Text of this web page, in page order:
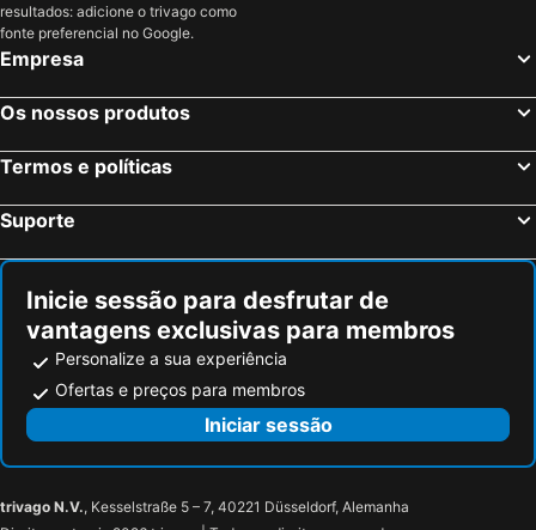
Alessano, bed and breakfasts
Santa Cesarea Terme, bed and breakfasts
Giurdignano, bed and breakfasts
Corigliano d'Otranto, bed and breakfasts
Ruffano, bed and breakfasts
Castro, bed and breakfasts
Sternatia, bed and breakfasts
Montesano Salentino, bed and breakfasts
Sogliano Cavour, bed and breakfasts
Tuglie, bed and breakfasts
resultados: adicione o trivago como
fonte preferencial no Google.
Empresa
Os nossos produtos
Termos e políticas
Suporte
Inicie sessão para desfrutar de
vantagens exclusivas para membros
Personalize a sua experiência
Ofertas e preços para membros
Iniciar sessão
trivago N.V., Kesselstraße 5 – 7, 40221 Düsseldorf, Alemanha